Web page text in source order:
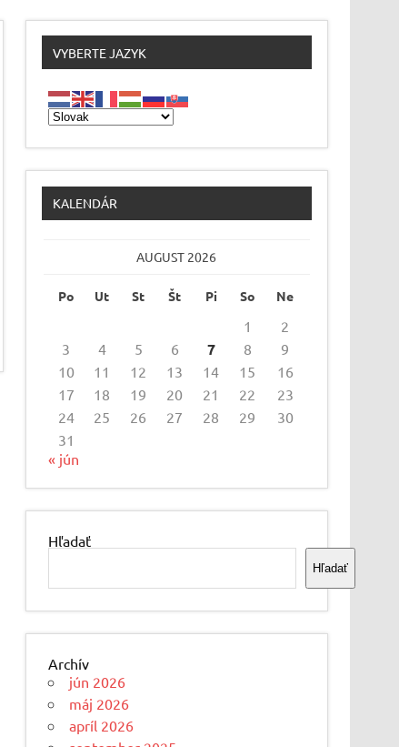
VYBERTE JAZYK
KALENDÁR
AUGUST 2026
Po Ut St Št Pi So Ne
1
2
3
4 5 6 7 8
9
10
11 12 13 14 15
16
17
18 19 20 21 22
23
24
25 26 27 28 29
30
31
« jún
Hľadať
Hľadať
Archív
jún 2026
máj 2026
apríl 2026